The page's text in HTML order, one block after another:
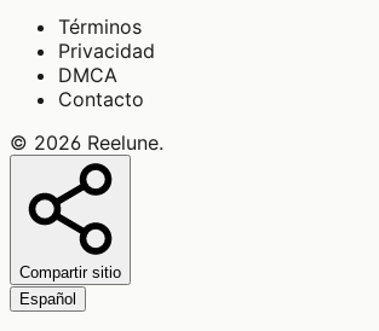
Términos
Privacidad
DMCA
Contacto
© 2026 Reelune.
Compartir sitio
Español